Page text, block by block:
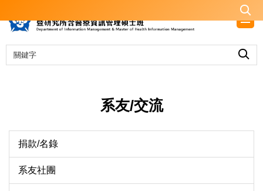
到
要
內
系友/交流
捐款/名錄
系友社團